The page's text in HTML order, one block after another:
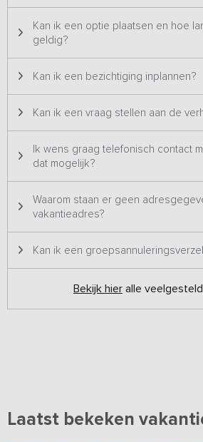
Kan ik een optie plaatsen en hoe
geldig?
Kan ik een bezichtiging inplannen?
Kan ik een vraag stellen aan de
Ik wens graag telefonisch contact
dat mogelijk?
Waarom staan er geen
vakantieadres?
Kan ik een
Bekijk hier alle
Laatst bekeken